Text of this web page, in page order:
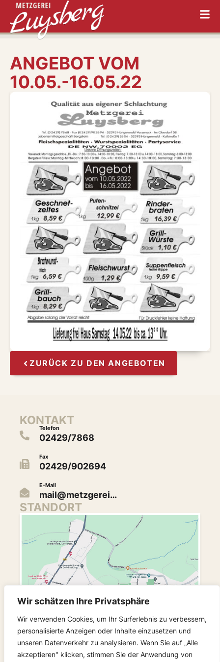
Wir schätzen Ihre Privatsphäre
Wir verwenden Cookies, um Ihr Surferlebnis zu verbessern,
personalisierte Anzeigen oder Inhalte einzusetzen und
unseren Datenverkehr zu analysieren. Wenn Sie auf „Alle
akzeptieren" klicken, stimmen Sie der Anwendung von
ANGEBOT VOM
10.05.-16.05.22
ZURÜCK ZU DEN ANGEBOTEN
KONTAKT
Telefon
02429/7868
Fax
02429/902694
E-Mail
mail@metzgerei…
STANDORT
FOLGEN SIE UNS